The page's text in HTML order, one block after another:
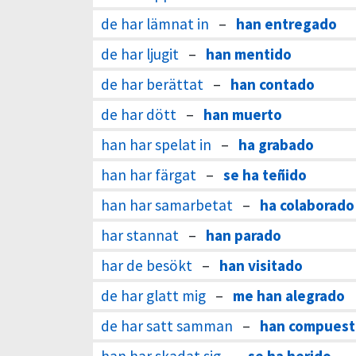
de har lämnat in – han entregado
de har ljugit – han mentido
de har berättat – han contado
de har dött – han muerto
han har spelat in – ha grabado
han har färgat – se ha teñido
han har samarbetat – ha colaborado
har stannat – han parado
har de besökt – han visitado
de har glatt mig – me han alegrado
de har satt samman – han